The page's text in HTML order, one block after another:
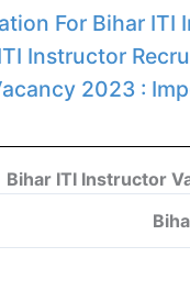
For Bihar
Instructor
2023 :
Bihar ITI Instructor